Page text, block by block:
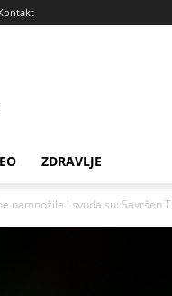
VIDEO ZDRAVLJE
namnožile i svuda su: Savršen